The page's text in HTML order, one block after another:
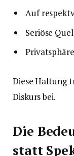
Auf
Seriöse
Diese Haltung
Diskurs bei.
Die
statt